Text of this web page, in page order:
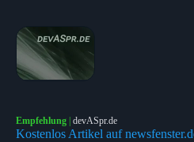
Empfehlung devASpr.de
Kostenlos Artikel auf